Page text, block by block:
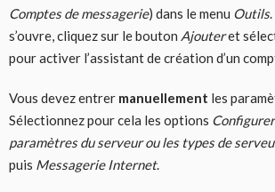
Comptes de messagerie) dans le menu Outils
s’ouvre, cliquez sur le bouton Ajouteret
pour activer l’assistant de création d’un
Vous devez entrer manuellement les
Sélectionnez pour cela les options
paramètres du serveur ou les types de
puis Messagerie Internet.